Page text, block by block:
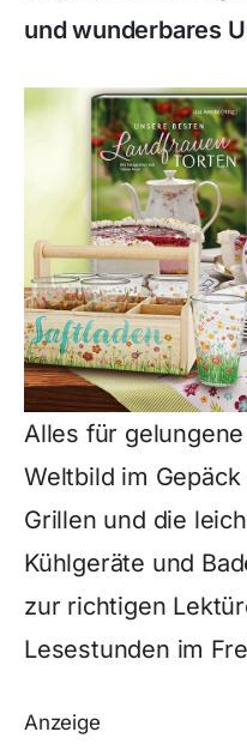
und wunderbares
Alles für
Weltbild im
Grillen und die
Kühlgeräte und
zur richtigen
Lesestunden im
Anzeige